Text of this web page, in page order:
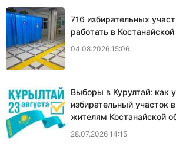
716 избирательных
работать в
04.08.2026 15:06
Выборы в Курултай: как
избирательный участок
жителям Костанайской
28.07.2026 14:15